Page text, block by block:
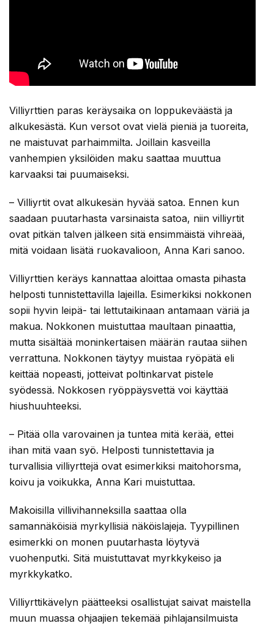
Villiyrttien paras keräysaika on loppukeväästä ja
alkukesästä. Kun versot ovat vielä pieniä ja tuoreita,
ne maistuvat parhaimmilta. Joillain kasveilla
vanhempien yksilöiden maku saattaa muuttua
karvaaksi tai puumaiseksi.
– Villiyrtit ovat alkukesän hyvää satoa. Ennen kun
saadaan puutarhasta varsinaista satoa, niin villiyrtit
ovat pitkän talven jälkeen sitä ensimmäistä vihreää,
mitä voidaan lisätä ruokavalioon, Anna Kari sanoo.
Villiyrttien keräys kannattaa aloittaa omasta pihasta
helposti tunnistettavilla lajeilla. Esimerkiksi nokkonen
sopii hyvin leipä- tai lettutaikinaan antamaan väriä ja
makua. Nokkonen muistuttaa maultaan pinaattia,
mutta sisältää moninkertaisen määrän rautaa siihen
verrattuna. Nokkonen täytyy muistaa ryöpätä eli
keittää nopeasti, jotteivat poltinkarvat pistele
syödessä. Nokkosen ryöppäysvettä voi käyttää
hiushuuhteeksi.
– Pitää olla varovainen ja tuntea mitä kerää, ettei
ihan mitä vaan syö. Helposti tunnistettavia ja
turvallisia villiyrttejä ovat esimerkiksi maitohorsma,
koivu ja voikukka, Anna Kari muistuttaa.
Makoisilla villivihanneksilla saattaa olla
samannäköisiä myrkyllisiä näköislajeja. Tyypillinen
esimerkki on monen puutarhasta löytyvä
vuohenputki. Sitä muistuttavat myrkkykeiso ja
myrkkykatko.
Villiyrttikävelyn päätteeksi osallistujat saivat maistella
muun muassa ohjaajien tekemää pihlajansilmuista